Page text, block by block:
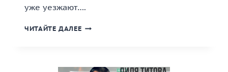
уже уезжают….
ЧИТАЙТЕ ДАЛЕЕ «ДВОЙНЯШКИ